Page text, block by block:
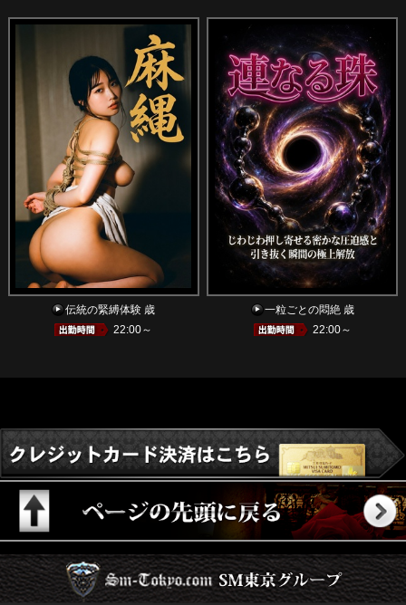
伝統の緊縛体験 歳
22:00～
一粒ごとの悶絶 歳
22:00～